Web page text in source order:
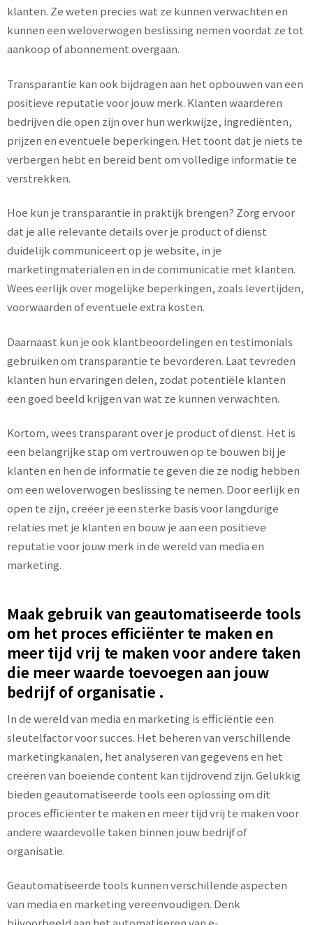
klanten. Ze weten precies wat ze kunnen verwachten en
kunnen een weloverwogen beslissing nemen voordat ze tot
aankoop of abonnement overgaan.
Transparantie kan ook bijdragen aan het opbouwen van een
positieve reputatie voor jouw merk. Klanten waarderen
bedrijven die open zijn over hun werkwijze, ingrediënten,
prijzen en eventuele beperkingen. Het toont dat je niets te
verbergen hebt en bereid bent om volledige informatie te
verstrekken.
Hoe kun je transparantie in praktijk brengen? Zorg ervoor
dat je alle relevante details over je product of dienst
duidelijk communiceert op je website, in je
marketingmaterialen en in de communicatie met klanten.
Wees eerlijk over mogelijke beperkingen, zoals levertijden,
voorwaarden of eventuele extra kosten.
Daarnaast kun je ook klantbeoordelingen en testimonials
gebruiken om transparantie te bevorderen. Laat tevreden
klanten hun ervaringen delen, zodat potentiële klanten
een goed beeld krijgen van wat ze kunnen verwachten.
Kortom, wees transparant over je product of dienst. Het is
een belangrijke stap om vertrouwen op te bouwen bij je
klanten en hen de informatie te geven die ze nodig hebben
om een weloverwogen beslissing te nemen. Door eerlijk en
open te zijn, creëer je een sterke basis voor langdurige
relaties met je klanten en bouw je aan een positieve
reputatie voor jouw merk in de wereld van media en
marketing.
Maak gebruik van geautomatiseerde tools
om het proces efficiënter te maken en
meer tijd vrij te maken voor andere taken
die meer waarde toevoegen aan jouw
bedrijf of organisatie .
In de wereld van media en marketing is efficiëntie een
sleutelfactor voor succes. Het beheren van verschillende
marketingkanalen, het analyseren van gegevens en het
creëren van boeiende content kan tijdrovend zijn. Gelukkig
bieden geautomatiseerde tools een oplossing om dit
proces efficiënter te maken en meer tijd vrij te maken voor
andere waardevolle taken binnen jouw bedrijf of
organisatie.
Geautomatiseerde tools kunnen verschillende aspecten
van media en marketing vereenvoudigen. Denk